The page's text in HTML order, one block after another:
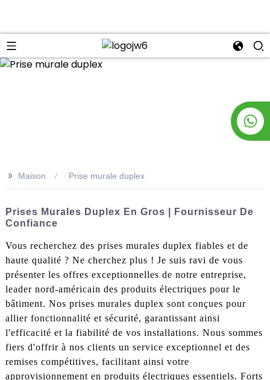
>> Maison Prise murale duplex
Prises Murales Duplex En Gros | Fournisseur De
Confiance
Vous recherchez des prises murales duplex fiables et de
haute qualité ? Ne cherchez plus ! Je suis ravi de vous
présenter les offres exceptionnelles de notre entreprise,
leader nord-américain des produits électriques pour le
bâtiment. Nos prises murales duplex sont conçues pour
allier fonctionnalité et sécurité, garantissant ainsi
l'efficacité et la fiabilité de vos installations. Nous sommes
fiers d'offrir à nos clients un service exceptionnel et des
remises compétitives, facilitant ainsi votre
approvisionnement en produits électriques essentiels. Forts